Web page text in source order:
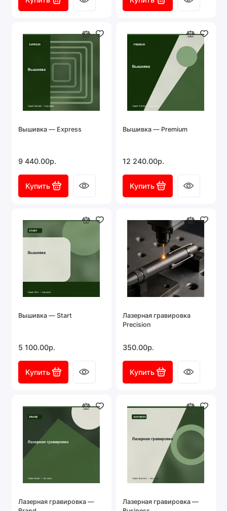
Вышивка — Express
9 440.00р.
Купить
Вышивка — Premium
12 240.00р.
Купить
Вышивка — Start
5 100.00р.
Купить
Лазерная гравировка
Precision
350.00р.
Купить
Лазерная гравировка —
Лазерная гравировка —